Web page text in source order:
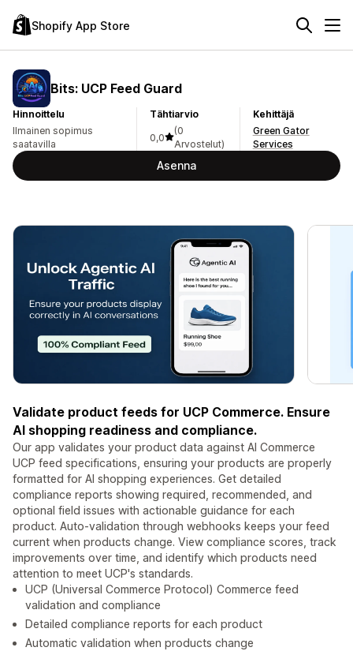
Shopify App Store
Bits: UCP Feed Guard
Hinnoittelu
Ilmainen sopimus
saatavilla
Tähtiarvio
0,0
(0
Arvostelut)
Kehittäjä
Green Gator
Services
Asenna
Validate product feeds for UCP Commerce. Ensure
AI shopping readiness and compliance.
Our app validates your product data against AI Commerce
UCP feed specifications, ensuring your products are properly
formatted for AI shopping experiences. Get detailed
compliance reports showing required, recommended, and
optional field issues with actionable guidance for each
product. Auto-validation through webhooks keeps your feed
current when products change. View compliance scores, track
improvements over time, and identify which products need
attention to meet UCP's standards.
UCP (Universal Commerce Protocol) Commerce feed
validation and compliance
Detailed compliance reports for each product
Automatic validation when products change